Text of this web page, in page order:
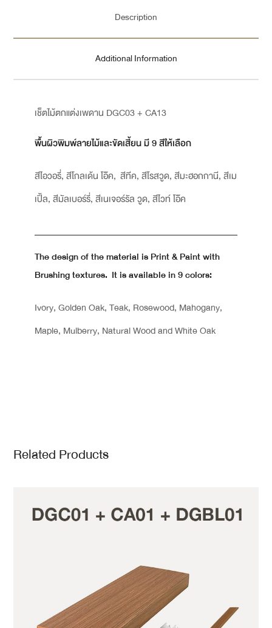
Description
Additional Information
เช็ตไม้ตกแต่งเพดาน DGC03 + CA13
พื้นผิวพิมพ์ลายไม้และขัดเสี้ยน มี 9 สีให้เลือก
สีไอวอรี่, สีโกลเด้น โอ๊ค, สีทีค, สีโรสวูด, สีมะฮอกกานี, สีเม
เปิ้ล, สีมัลเบอร์รี่, สีเนเจอร์รัล วูด, สีไวท์ โอ๊ค
The design of the material is Print & Paint with
Brushing textures. It is available in 9 colors:
Ivory, Golden Oak, Teak, Rosewood, Mahogany,
Maple, Mulberry, Natural Wood and White Oak
Related Products